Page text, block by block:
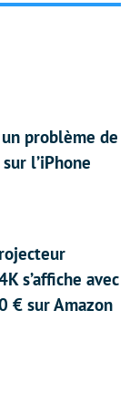
problème de
l’iPhone
s’affiche avec
€ sur Amazon